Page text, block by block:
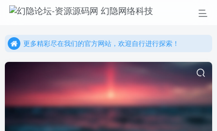
更多精彩尽在我们的官方网站，欢迎自行进行探索！
更多精彩尽在我们的官方网站，欢迎自行进行探索！
幻隐网络科技，感谢您的加入以及使用我们的系统！